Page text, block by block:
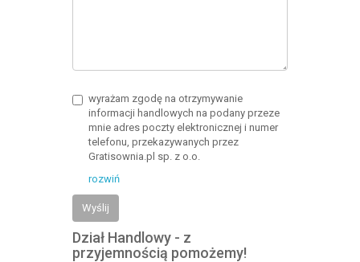
wyrażam zgodę na otrzymywanie
informacji handlowych na podany przeze
mnie adres poczty elektronicznej i numer
telefonu, przekazywanych przez
Gratisownia.pl sp. z o.o.
rozwiń
Wyślij
Dział Handlowy - z
przyjemnością pomożemy!